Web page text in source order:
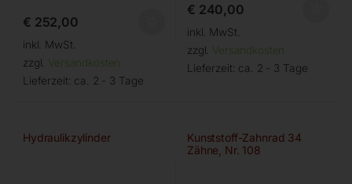
€ 252,00
inkl. MwSt.
zzgl. Versandkosten
Lieferzeit: ca. 2 - 3 Tage
€ 240,00
inkl. MwSt.
zzgl. Versandkosten
Lieferzeit: ca. 2 - 3 Tage
Hydraulikzylinder
Kunststoff-Zahnrad 34
Zähne, Nr. 108